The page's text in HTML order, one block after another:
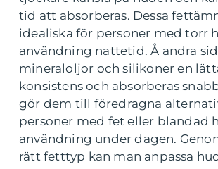
tid att absorberas. Dessa
idealiska för personer med torr
användning nattetid. Å andra
mineraloljor och silikoner en
konsistens och absorberas
gör dem till föredragna
personer med fet eller blandad
användning under dagen.
rätt fetttyp kan man anpassa